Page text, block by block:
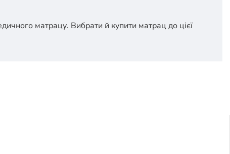
матрацу. Вибрати й купити матрац до цієї